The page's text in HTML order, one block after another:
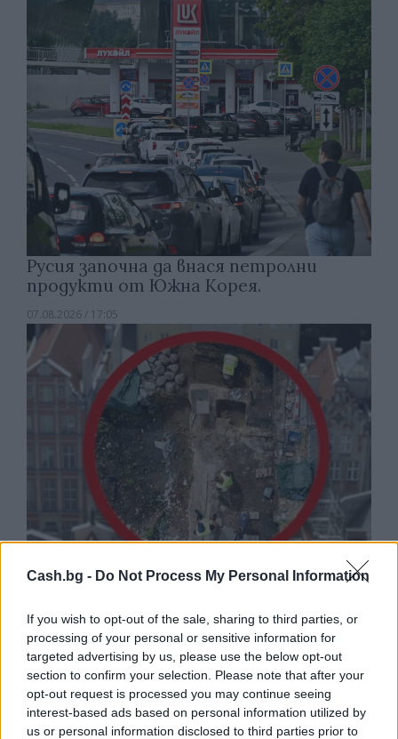
Cash.bg - Do Not Process My Personal Information
If you wish to opt-out of the sale, sharing to third parties, or
processing of your personal or sensitive information for
targeted advertising by us, please use the below opt-out
section to confirm your selection. Please note that after your
opt-out request is processed you may continue seeing
interest-based ads based on personal information utilized by
us or personal information disclosed to third parties prior to
Русия започна да внася петролни
продукти от Южна Корея.
07.08.2026 / 17:05
откриха под кафене за сладолед в
Полша
07.08.2026 / 16:00